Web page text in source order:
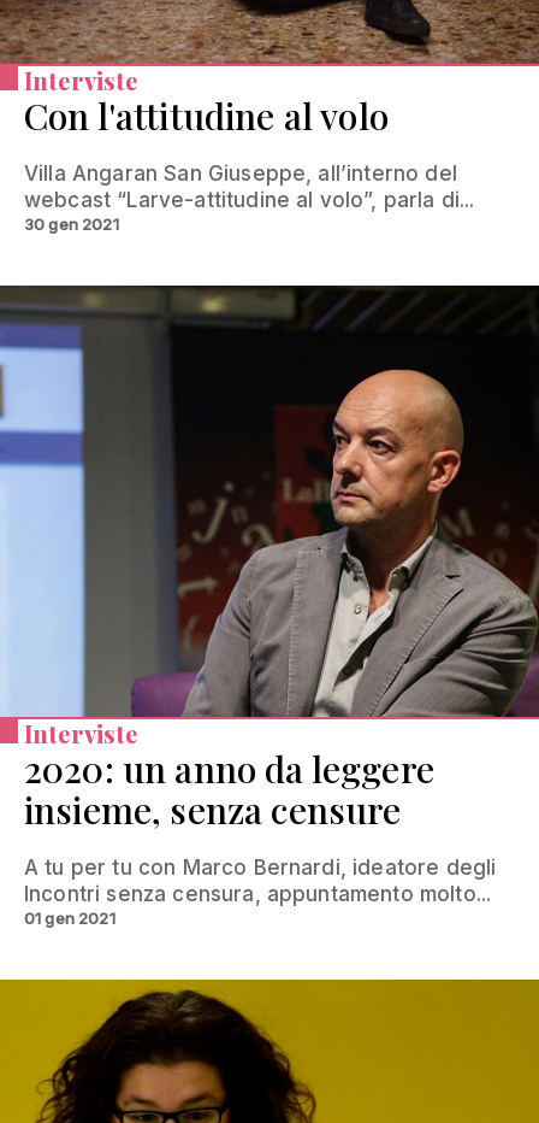
Interviste
Con l'attitudine al volo
Villa Angaran San Giuseppe, all’interno del
webcast “Larve-attitudine al volo”, parla di...
30 gen 2021
Interviste
2020: un anno da leggere
insieme, senza censure
A tu per tu con Marco Bernardi, ideatore degli
Incontri senza censura, appuntamento molto...
01 gen 2021